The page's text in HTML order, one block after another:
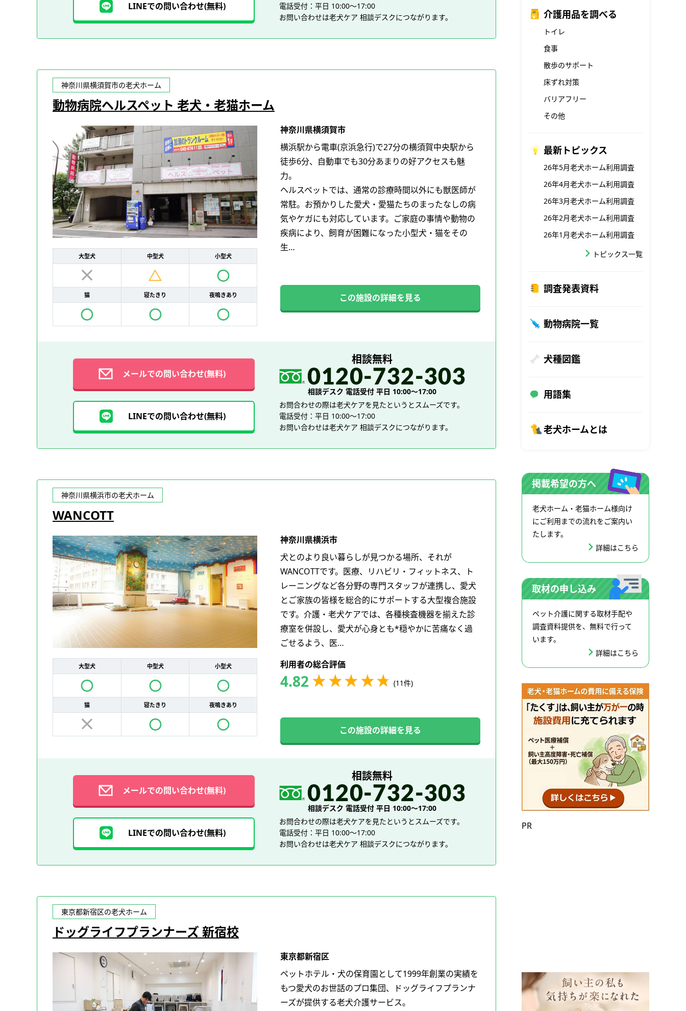
LINEでの問い合わせ(無料)
電話受付：平日 10:00～17:00
お問い合わせは老犬ケア 相談デスクにつながります。
神奈川県横須賀市の老犬ホーム
動物病院ヘルスペット 老犬・老猫ホーム
大型犬 中型犬 小型犬
猫 寝たきり 夜鳴きあり
神奈川県横須賀市
横浜駅から電車(京浜急行)で27分の横須賀中央駅から
徒歩6分、自動車でも30分あまりの好アクセスも魅
力。
ヘルスペットでは、通常の診療時間以外にも獣医師が
常駐。お預かりした愛犬・愛猫たちのまったなしの病
気やケガにも対応しています。ご家庭の事情や動物の
疾病により、飼育が困難になった小型犬・猫をその
生…
この施設の詳細を見る
メールでの問い合わせ(無料)
LINEでの問い合わせ(無料)
相談無料
相談デスク 電話受付 平日 10:00～17:00
お問合わせの際は老犬ケアを見たというとスムーズです。
電話受付：平日 10:00～17:00
お問い合わせは老犬ケア 相談デスクにつながります。
神奈川県横浜市の老犬ホーム
WANCOTT
大型犬 中型犬 小型犬
猫 寝たきり 夜鳴きあり
神奈川県横浜市
犬とのより良い暮らしが見つかる場所、それが
WANCOTTです。医療、リハビリ・フィットネス、ト
レーニングなど各分野の専門スタッフが連携し、愛犬
とご家族の皆様を総合的にサポートする大型複合施設
です。介護・老犬ケアでは、各種検査機器を揃えた診
療室を併設し、愛犬が心身とも*穏やかに苦痛なく過
ごせるよう、医…
利用者の総合評価
4.82 (11件)
この施設の詳細を見る
メールでの問い合わせ(無料)
LINEでの問い合わせ(無料)
相談無料
相談デスク 電話受付 平日 10:00～17:00
お問合わせの際は老犬ケアを見たというとスムーズです。
電話受付：平日 10:00～17:00
お問い合わせは老犬ケア 相談デスクにつながります。
東京都新宿区の老犬ホーム
ドッグライフプランナーズ 新宿校
東京都新宿区
ペットホテル・犬の保育園として1999年創業の実績を
もつ愛犬のお世話のプロ集団、ドッグライフプランナ
ーズが提供する老犬介護サービス。
介護用品を調べる
トイレ
食事
散歩のサポート
床ずれ対策
バリアフリー
その他
最新トピックス
26年5月老犬ホーム利用調査
26年4月老犬ホーム利用調査
26年3月老犬ホーム利用調査
26年2月老犬ホーム利用調査
26年1月老犬ホーム利用調査
トピックス一覧
調査発表資料
動物病院一覧
犬種図鑑
用語集
老犬ホームとは
掲載希望の方へ
老犬ホーム・老猫ホーム様向け
にご利用までの流れをご案内い
たします。
詳細はこちら
取材の申し込み
ペット介護に関する取材手配や
調査資料提供を、無料で行って
います。
詳細はこちら
PR